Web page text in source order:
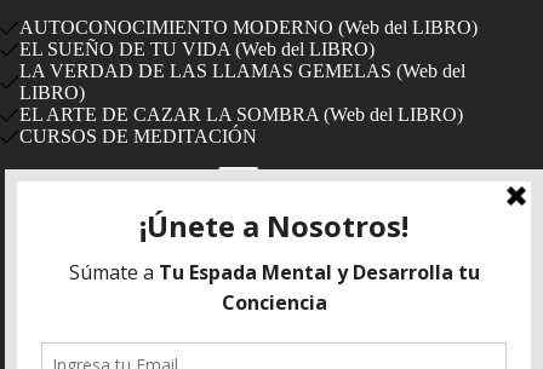
AUTOCONOCIMIENTO MODERNO (Web del LIBRO)
EL SUEÑO DE TU VIDA (Web del LIBRO)
LA VERDAD DE LAS LLAMAS GEMELAS (Web del
LIBRO)
EL ARTE DE CAZAR LA SOMBRA (Web del LIBRO)
CURSOS DE MEDITACIÓN